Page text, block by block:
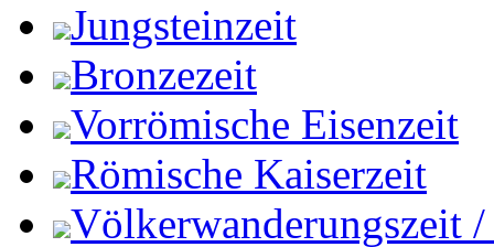
Jungsteinzeit
Bronzezeit
Vorrömische Eisenzeit
Römische Kaiserzeit
Völkerwanderungszeit